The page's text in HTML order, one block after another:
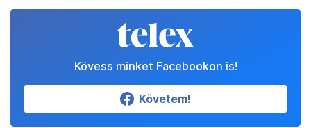
Kövess minket Facebookon is!
Követem!